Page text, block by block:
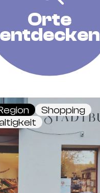
Orte
entdecken
Shopping